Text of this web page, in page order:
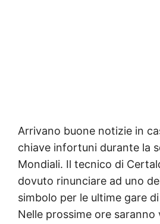
Arrivano buone notizie in
chiave infortuni durante la
Mondiali. Il tecnico di
dovuto rinunciare ad uno
simbolo per le ultime gare
Nelle prossime ore saranno